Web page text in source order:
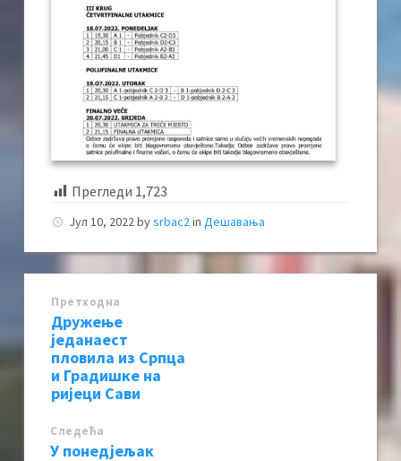
Прегледи 1,723
Јул 10, 2022bysrbac2in Дешавања
Претходна
Дружење
једанаест
пловила из Српца
и Градишке на
ријеци Сави
Следећa
У понедјељак